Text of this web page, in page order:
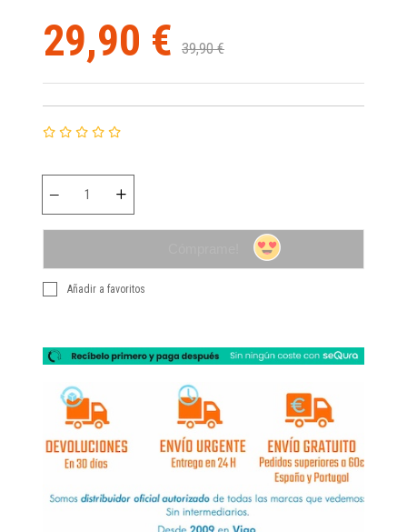
29,90 € 39,90 €
Añadir a favoritos